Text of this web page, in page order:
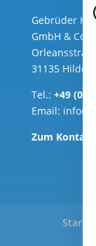
Gebrüder
GmbH & Co.
Orleansstraße
31135
Tel.: +49 (0)
Email:
Zum
Start